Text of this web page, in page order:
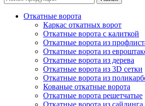
Откатные ворота
Каркас откатных ворот
Откатные ворота с калиткой
Откатные ворота из
Откатные ворота из
Откатные ворота из дерева
Откатные ворота из 3D сетки
Откатные ворота из
Кованые откатные ворота
Откатные ворота решетчатые
Откатные ворота из сайдинга